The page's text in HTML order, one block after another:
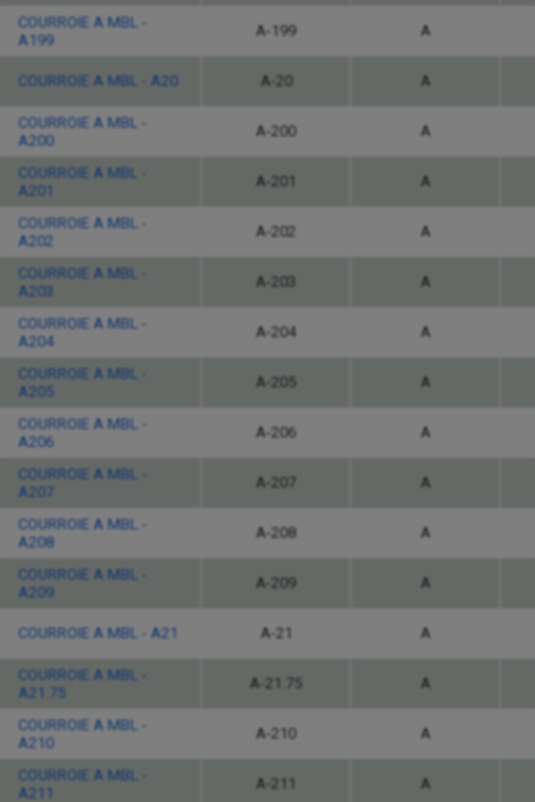
COURROIE A MBL -
A199
A-199 A
COURROIE A MBL - A20 A-20 A
COURROIE A MBL -
A200
A-200 A
COURROIE A MBL -
A201
A-201 A
COURROIE A MBL -
A202
A-202 A
COURROIE A MBL -
A203
A-203 A
COURROIE A MBL -
A204
A-204 A
COURROIE A MBL -
A205
A-205 A
COURROIE A MBL -
A206
A-206 A
COURROIE A MBL -
A207
A-207 A
COURROIE A MBL -
A208
A-208 A
COURROIE A MBL -
A209
A-209 A
COURROIE A MBL - A21 A-21 A
COURROIE A MBL -
A21.75
A-21.75 A
COURROIE A MBL -
A210
A-210 A
COURROIE A MBL -
A211
A-211 A